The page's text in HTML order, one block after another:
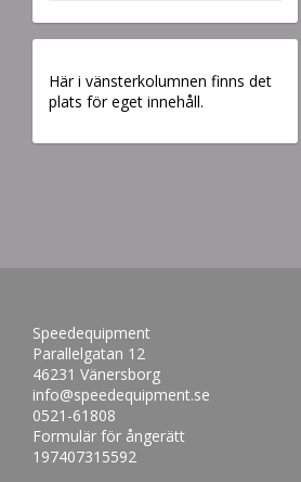
Här i vänsterkolumnen finns det
plats för eget innehåll.
Speedequipment
Parallelgatan 12
46231 Vänersborg
info@speedequipment.se
0521-61808
Formulär för ångerätt
197407315592